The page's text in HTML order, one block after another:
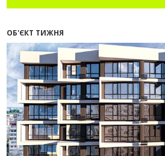
Франківську на понад 2,6 млн
12:08
Літо вигідних інвестицій:
комерційні приміщення зі
знижками
21.07.2026
12:10
Як вибрати кольори для кухні у
2026 році
20.07.2026
13:19
У Поляниці та Франківську
ОБ'ЄКТ ТИЖНЯ